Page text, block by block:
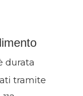
durata
tramite